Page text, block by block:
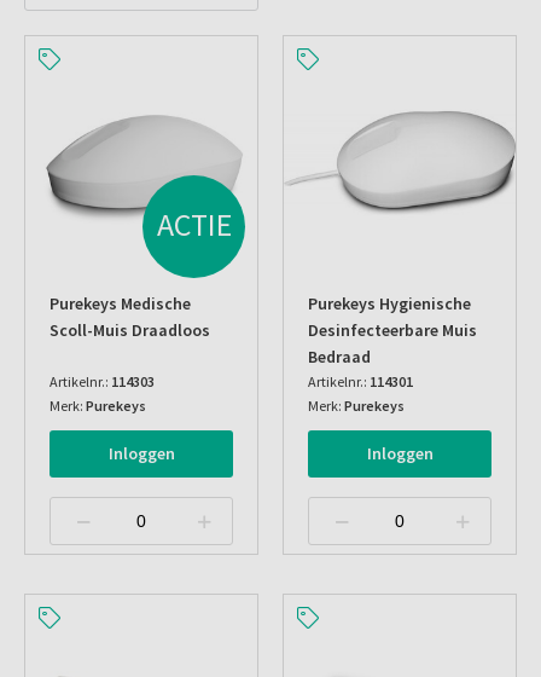
ACTIE
Purekeys Medische
Scoll-Muis Draadloos
Artikelnr.: 114303
Merk: Purekeys
Inloggen
Purekeys Hygienische
Desinfecteerbare Muis
Bedraad
Artikelnr.: 114301
Merk: Purekeys
Inloggen